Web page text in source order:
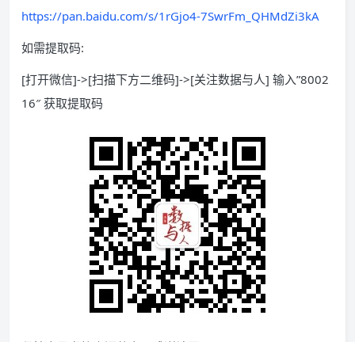
https://pan.baidu.com/s/1rGjo4-7SwrFm_QHMdZi3kA
如需提取码:
[打开微信]->[扫描下方二维码]->[关注数据与人] 输入”8002
16″ 获取提取码